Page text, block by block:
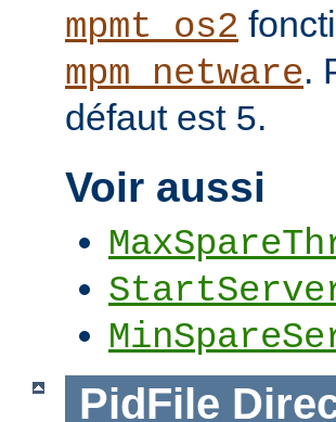
mpmt_os2
mpm_netware.
défaut est 5.
Voir aussi
PidFile